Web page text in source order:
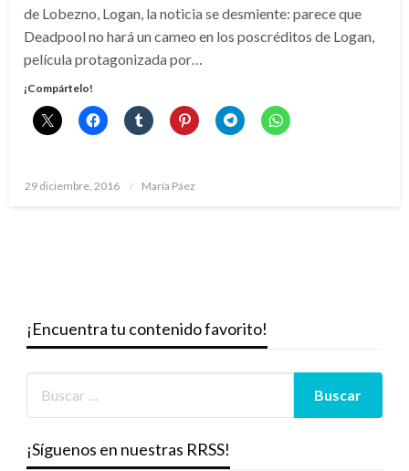
de Lobezno, Logan, la noticia se desmiente: parece que
Deadpool no hará un cameo en los poscréditos de Logan,
película protagonizada por…
¡Compártelo!
Publicado
29 diciembre, 2016 María Páez
¡Encuentra tu contenido favorito!
¡Síguenos en nuestras RRSS!